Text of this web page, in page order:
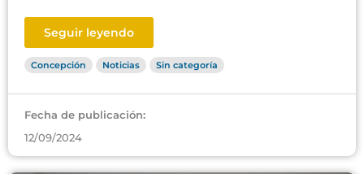
Seguir leyendo
Concepción Noticias Sin categoría
Fecha de publicación:
12/09/2024